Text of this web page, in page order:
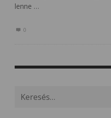
lenne …
0